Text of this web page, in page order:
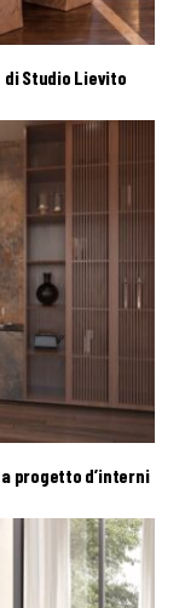
Studio Lievito
progetto d’interni